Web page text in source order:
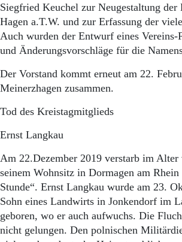
Siegfried Keuchel zur Neugestaltung der
Hagen a.T.W. und zur Erfassung der
Auch wurden der Entwurf eines Vereins-
und Änderungsvorschläge für die
Der Vorstand kommt erneut am 22.
Meinerzhagen zusammen.
Tod des Kreistagmitglieds
Ernst Langkau
Am 22.Dezember 2019 verstarb im Alter
seinem Wohnsitz in Dormagen am
Stunde“. Ernst Langkau wurde am 23.
Sohn eines Landwirts in Jonkendorf im
geboren, wo er auch aufwuchs. Die
nicht gelungen. Den polnischen